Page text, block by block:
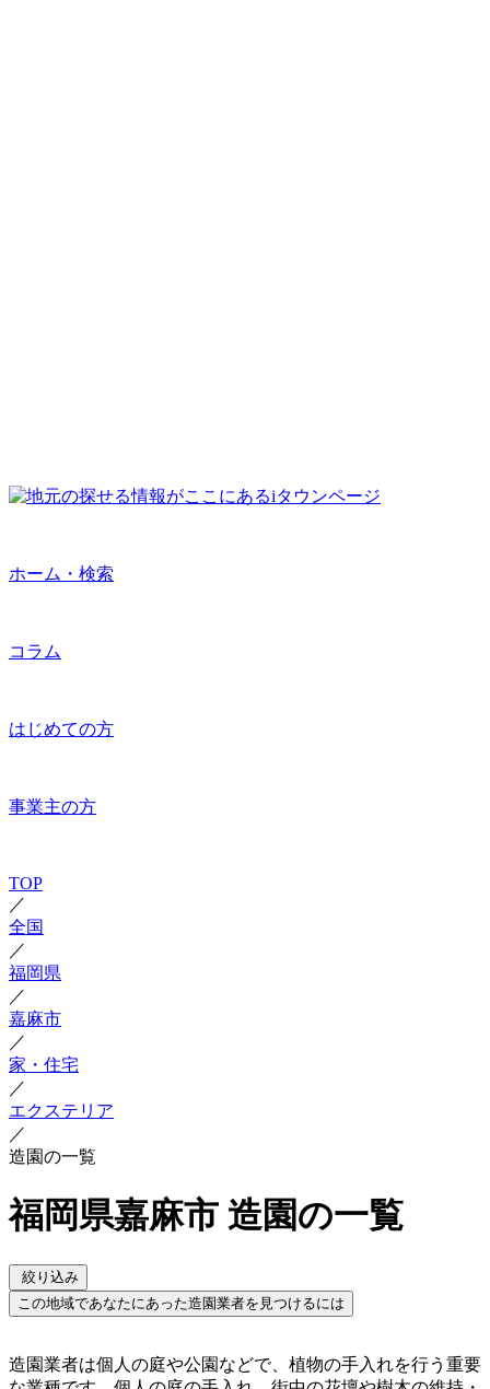
ホーム・検索
コラム
はじめての方
事業主の方
TOP
／
全国
／
福岡県
／
嘉麻市
／
家・住宅
／
エクステリア
／
造園の一覧
福岡県嘉麻市 造園の一覧
絞り込み
この地域であなたにあった造園業者を見つけるには
造園業者は個人の庭や公園などで、植物の手入れを行う重要